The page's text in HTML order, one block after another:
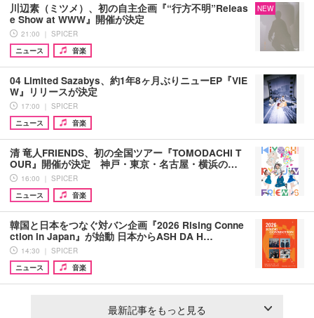
川辺素（ミツメ）、初の自主企画『“行方不明”Releas
e Show at WWW』開催が決定
21:00 ｜ SPICER
ニュース
音楽
NEW
04 Limited Sazabys、約1年8ヶ月ぶりニューEP『VIE
W』リリースが決定
17:00 ｜ SPICER
ニュース
音楽
清 竜人FRIENDS、初の全国ツアー『TOMODACHI T
OUR』開催が決定 神戸・東京・名古屋・横浜の…
16:00 ｜ SPICER
ニュース
音楽
韓国と日本をつなぐ対バン企画『2026 Rising Conne
ction in Japan』が始動 日本からASH DA H…
14:30 ｜ SPICER
ニュース
音楽
最新記事をもっと見る